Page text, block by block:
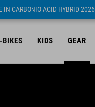
IN CARBONIO ACID HYBRID 2026
BIKES KIDS GEAR